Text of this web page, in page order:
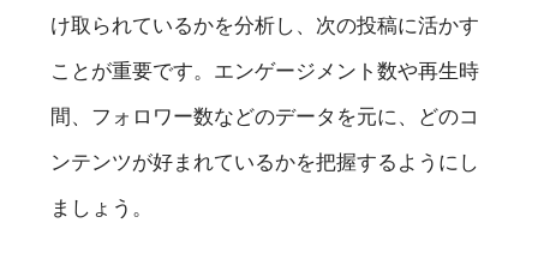
け取られているかを分析し、次の投稿に活かす
ことが重要です。エンゲージメント数や再生時
間、フォロワー数などのデータを元に、どのコ
ンテンツが好まれているかを把握するようにし
ましょう。